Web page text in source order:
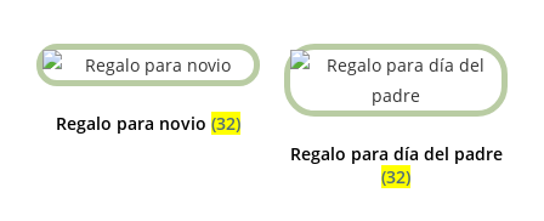
Regalo para novio (32)
Regalo para día del padre
(32)